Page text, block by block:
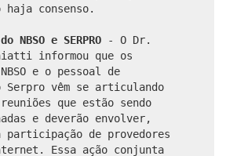
haja consenso.
NBSO e SERPRO
- O Dr.
informou que os
e o pessoal de
Serpro vêm se articulando
que estão sendo
e deverão envolver,
de provedores
Essa ação conjunta